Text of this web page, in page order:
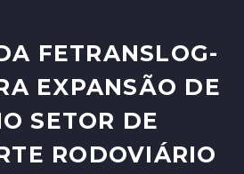
FETRANSLOG-
EXPANSÃO DE
SETOR DE
RODOVIÁRIO